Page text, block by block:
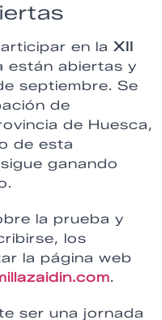
en la XII
están abiertas y
septiembre. Se
de
de Huesca,
de esta
ganando
la prueba y
los
la página web
.
ser una jornada